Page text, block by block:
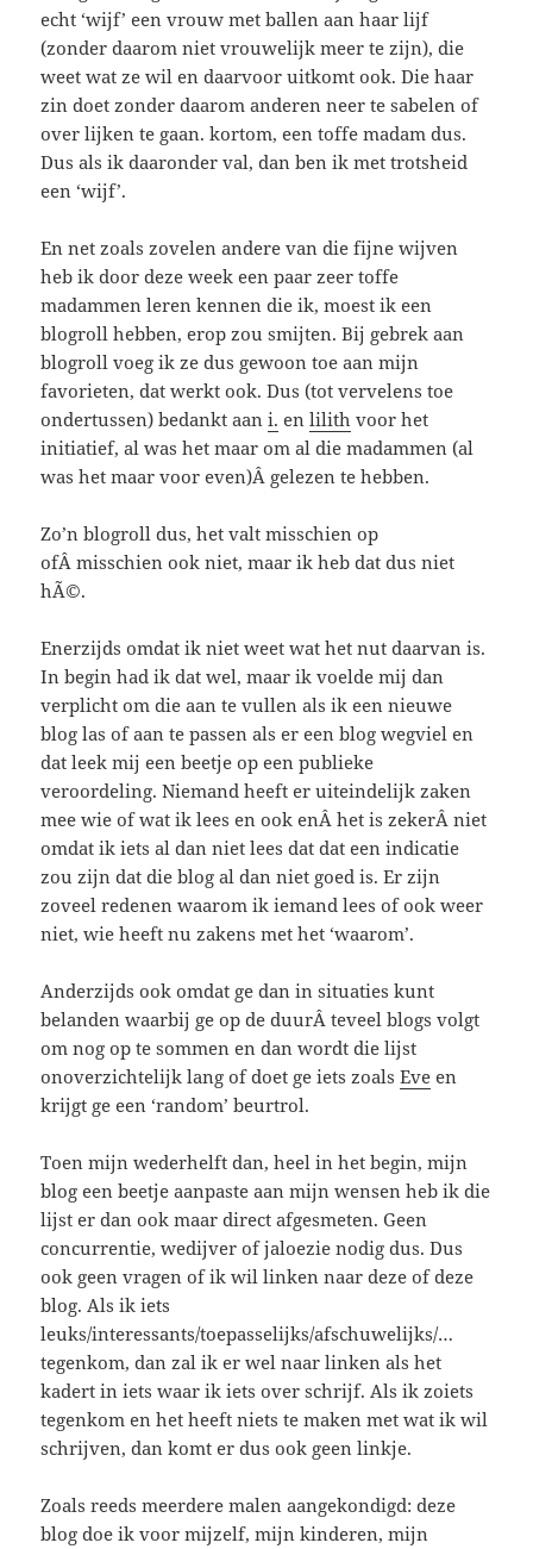
echt ‘wijf’ een vrouw met ballen aan haar lijf
(zonder daarom niet vrouwelijk meer te zijn), die
weet wat ze wil en daarvoor uitkomt ook. Die haar
zin doet zonder daarom anderen neer te sabelen of
over lijken te gaan. kortom, een toffe madam dus.
Dus als ik daaronder val, dan ben ik met trotsheid
een ‘wijf’.
En net zoals zovelen andere van die fijne wijven
heb ik door deze week een paar zeer toffe
madammen leren kennen die ik, moest ik een
blogroll hebben, erop zou smijten. Bij gebrek aan
blogroll voeg ik ze dus gewoon toe aan mijn
favorieten, dat werkt ook. Dus (tot vervelens toe
ondertussen) bedankt aani. enlilith voor het
initiatief, al was het maar om al die madammen (al
was het maar voor even)Â gelezen te hebben.
Zo’n blogroll dus, het valt misschien op
ofÂ misschien ook niet, maar ik heb dat dus niet
hÃ©.
Enerzijds omdat ik niet weet wat het nut daarvan is.
In begin had ik dat wel, maar ik voelde mij dan
verplicht om die aan te vullen als ik een nieuwe
blog las of aan te passen als er een blog wegviel en
dat leek mij een beetje op een publieke
veroordeling. Niemand heeft er uiteindelijk zaken
mee wie of wat ik lees en ook enÂ het is zekerÂ niet
omdat ik iets al dan niet lees dat dat een indicatie
zou zijn dat die blog al dan niet goed is. Er zijn
zoveel redenen waarom ik iemand lees of ook weer
niet, wie heeft nu zakens met het ‘waarom’.
Anderzijds ook omdat ge dan in situaties kunt
belanden waarbij ge op de duurÂ teveel blogs volgt
om nog op te sommen en dan wordt die lijst
onoverzichtelijk lang of doet ge iets zoalsEve en
krijgt ge een ‘random’ beurtrol.
Toen mijn wederhelft dan, heel in het begin, mijn
blog een beetje aanpaste aan mijn wensen heb ik die
lijst er dan ook maar direct afgesmeten. Geen
concurrentie, wedijver of jaloezie nodig dus. Dus
ook geen vragen of ik wil linken naar deze of deze
blog. Als ik iets
leuks/interessants/toepasselijks/afschuwelijks/…
tegenkom, dan zal ik er wel naar linken als het
kadert in iets waar ik iets over schrijf. Als ik zoiets
tegenkom en het heeft niets te maken met wat ik wil
schrijven, dan komt er dus ook geen linkje.
Zoals reeds meerdere malen aangekondigd: deze
blog doe ik voor mijzelf, mijn kinderen, mijn